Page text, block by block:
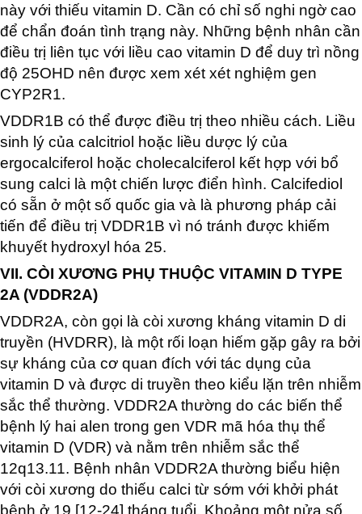
này với thiếu vitamin D. Cần có chỉ số nghi ngờ cao
để chẩn đoán tình trạng này. Những bệnh nhân cần
điều trị liên tục với liều cao vitamin D để duy trì nồng
độ 25OHD nên được xem xét xét nghiệm gen
CYP2R1.
VDDR1B có thể được điều trị theo nhiều cách. Liều
sinh lý của calcitriol hoặc liều dược lý của
ergocalciferol hoặc cholecalciferol kết hợp với bổ
sung calci là một chiến lược điển hình. Calcifediol
có sẵn ở một số quốc gia và là phương pháp cải
tiến để điều trị VDDR1B vì nó tránh được khiếm
khuyết hydroxyl hóa 25.
VII. CÒI XƯƠNG PHỤ THUỘC VITAMIN D TYPE
2A (VDDR2A)
VDDR2A, còn gọi là còi xương kháng vitamin D di
truyền (HVDRR), là một rối loạn hiếm gặp gây ra bởi
sự kháng của cơ quan đích với tác dụng của
vitamin D và được di truyền theo kiểu lặn trên nhiễm
sắc thể thường. VDDR2A thường do các biến thể
bệnh lý hai alen trong gen VDR mã hóa thụ thể
vitamin D (VDR) và nằm trên nhiễm sắc thể
12q13.11. Bệnh nhân VDDR2A thường biểu hiện
với còi xương do thiếu calci từ sớm với khởi phát
bệnh ở 19 [12-24] tháng tuổi. Khoảng một nửa số